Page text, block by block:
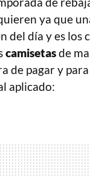
ya que
del día y es los
camisetasde
de pagar y
aplicado: